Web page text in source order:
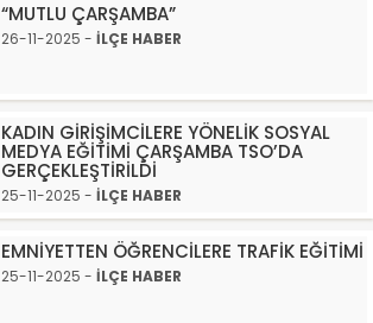
“MUTLU ÇARŞAMBA”
26-11-2025 - İLÇE HABER
KADIN GİRİŞİMCİLERE YÖNELİK SOSYAL
MEDYA EĞİTİMİ ÇARŞAMBA TSO’DA
GERÇEKLEŞTİRİLDİ
25-11-2025 - İLÇE HABER
EMNİYETTEN ÖĞRENCİLERE TRAFİK EĞİTİMİ
25-11-2025 - İLÇE HABER